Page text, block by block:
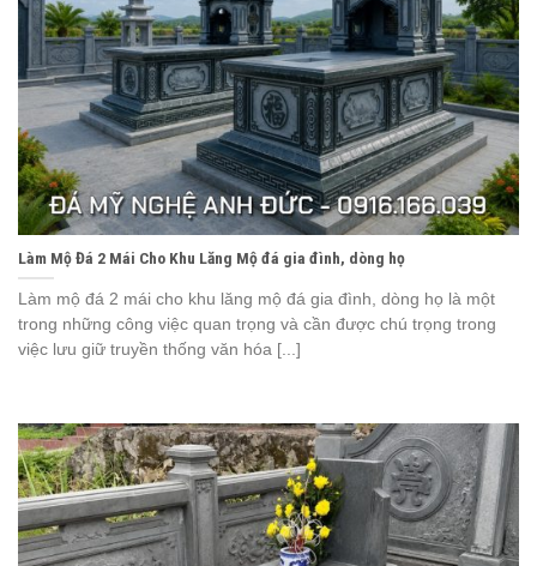
Làm Mộ Đá 2 Mái Cho Khu Lăng Mộ đá gia đình, dòng họ
Làm mộ đá 2 mái cho khu lăng mộ đá gia đình, dòng họ là một
trong những công việc quan trọng và cần được chú trọng trong
việc lưu giữ truyền thống văn hóa [...]